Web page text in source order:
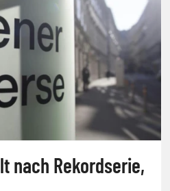
nach Rekordserie,